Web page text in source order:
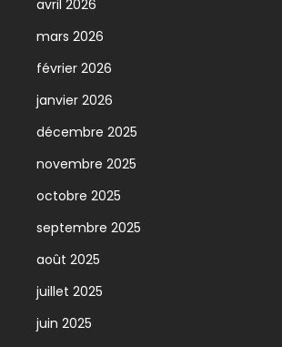
avril 2026
mars 2026
février 2026
janvier 2026
décembre 2025
novembre 2025
octobre 2025
septembre 2025
août 2025
juillet 2025
juin 2025